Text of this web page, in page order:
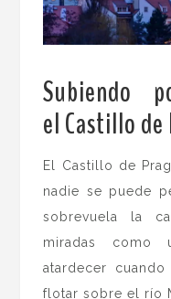
Subiendo
el Castillo de
El Castillo de
nadie se puede
sobrevuela la
miradas
atardecer
flotar sobre el río